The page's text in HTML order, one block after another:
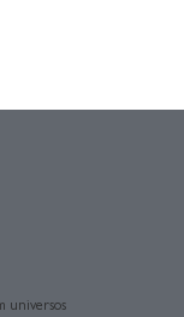
universos